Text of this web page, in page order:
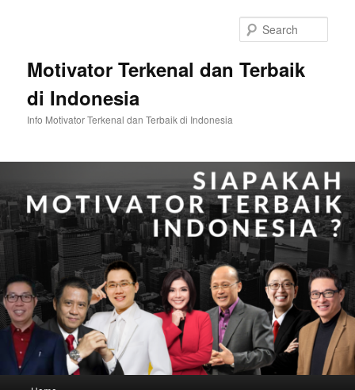
Motivator Terkenal dan Terbaik
di Indonesia
Info Motivator Terkenal dan Terbaik di Indonesia